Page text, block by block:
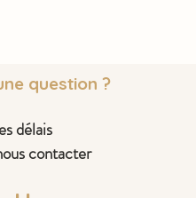
question ?
délais
contacter